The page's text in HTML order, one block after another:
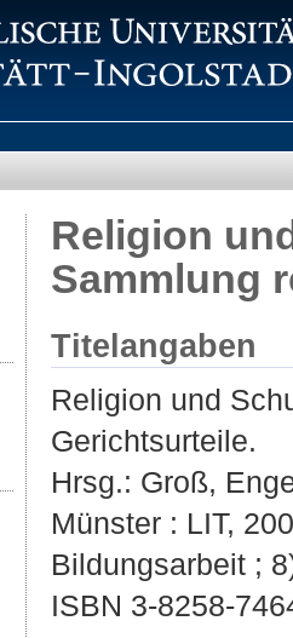
Religion
Sammlung
Titelangaben
Religion und
Gerichtsurteile.
Hrsg.: Groß,
Münster : LIT,
Bildungsarbeit ;
ISBN 3-8258-